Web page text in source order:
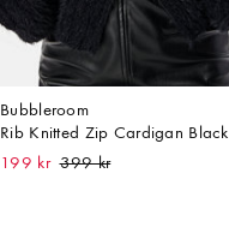
Bubbleroom
Rib Knitted Zip Cardigan Black
199 kr